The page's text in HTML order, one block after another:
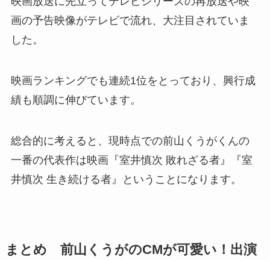
画の予告映像がテレビで流れ、大注目されていま
した。
映画ランキングでも連続1位をとっており、興行成
績も順調に伸びています。
総合的に考えると、現時点での前山くうがくんの
一番の代表作は映画『室井慎次 敗れざる者』『室
井慎次 生き続ける者』ということになります。
まとめ 前山くうがのCMが可愛い！出演